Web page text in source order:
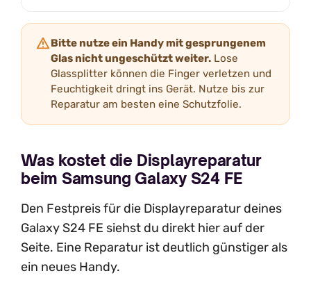
Bitte nutze ein Handy mit gesprungenem
Glas nicht ungeschützt weiter. Lose
Glassplitter können die Finger verletzen und
Feuchtigkeit dringt ins Gerät. Nutze bis zur
Reparatur am besten eine Schutzfolie.
Was kostet die Displayreparatur
beim Samsung Galaxy S24 FE
Den Festpreis für die Displayreparatur deines
Galaxy S24 FE siehst du direkt hier auf der
Seite. Eine Reparatur ist deutlich günstiger als
ein neues Handy.